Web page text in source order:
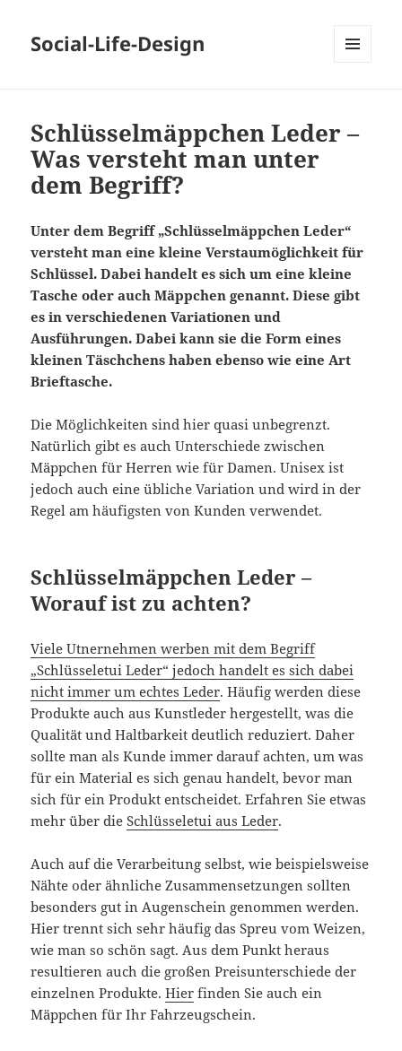
Social-Life-Design
Schlüsselmäppchen Leder –
Was versteht man unter
dem Begriff?
Unter dem Begriff „Schlüsselmäppchen Leder“
versteht man eine kleine Verstaumöglichkeit für
Schlüssel. Dabei handelt es sich um eine kleine
Tasche oder auch Mäppchen genannt. Diese gibt
es in verschiedenen Variationen und
Ausführungen. Dabei kann sie die Form eines
kleinen Täschchens haben ebenso wie eine Art
Brieftasche.
Die Möglichkeiten sind hier quasi unbegrenzt.
Natürlich gibt es auch Unterschiede zwischen
Mäppchen für Herren wie für Damen. Unisex ist
jedoch auch eine übliche Variation und wird in der
Regel am häufigsten von Kunden verwendet.
Schlüsselmäppchen Leder –
Worauf ist zu achten?
Viele Utnernehmen werben mit dem Begriff
„Schlüsseletui Leder“ jedoch handelt es sich dabei
nicht immer um echtes Leder. Häufig werden diese
Produkte auch aus Kunstleder hergestellt, was die
Qualität und Haltbarkeit deutlich reduziert. Daher
sollte man als Kunde immer darauf achten, um was
für ein Material es sich genau handelt, bevor man
sich für ein Produkt entscheidet. Erfahren Sie etwas
mehr über dieSchlüsseletui aus Leder.
Auch auf die Verarbeitung selbst, wie beispielsweise
Nähte oder ähnliche Zusammensetzungen sollten
besonders gut in Augenschein genommen werden.
Hier trennt sich sehr häufig das Spreu vom Weizen,
wie man so schön sagt. Aus dem Punkt heraus
resultieren auch die großen Preisunterschiede der
einzelnen Produkte.Hier finden Sie auch ein
Mäppchen für Ihr Fahrzeugschein.